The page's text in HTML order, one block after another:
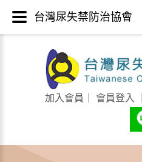
加入會員 會員登入
台灣尿失禁防治協會